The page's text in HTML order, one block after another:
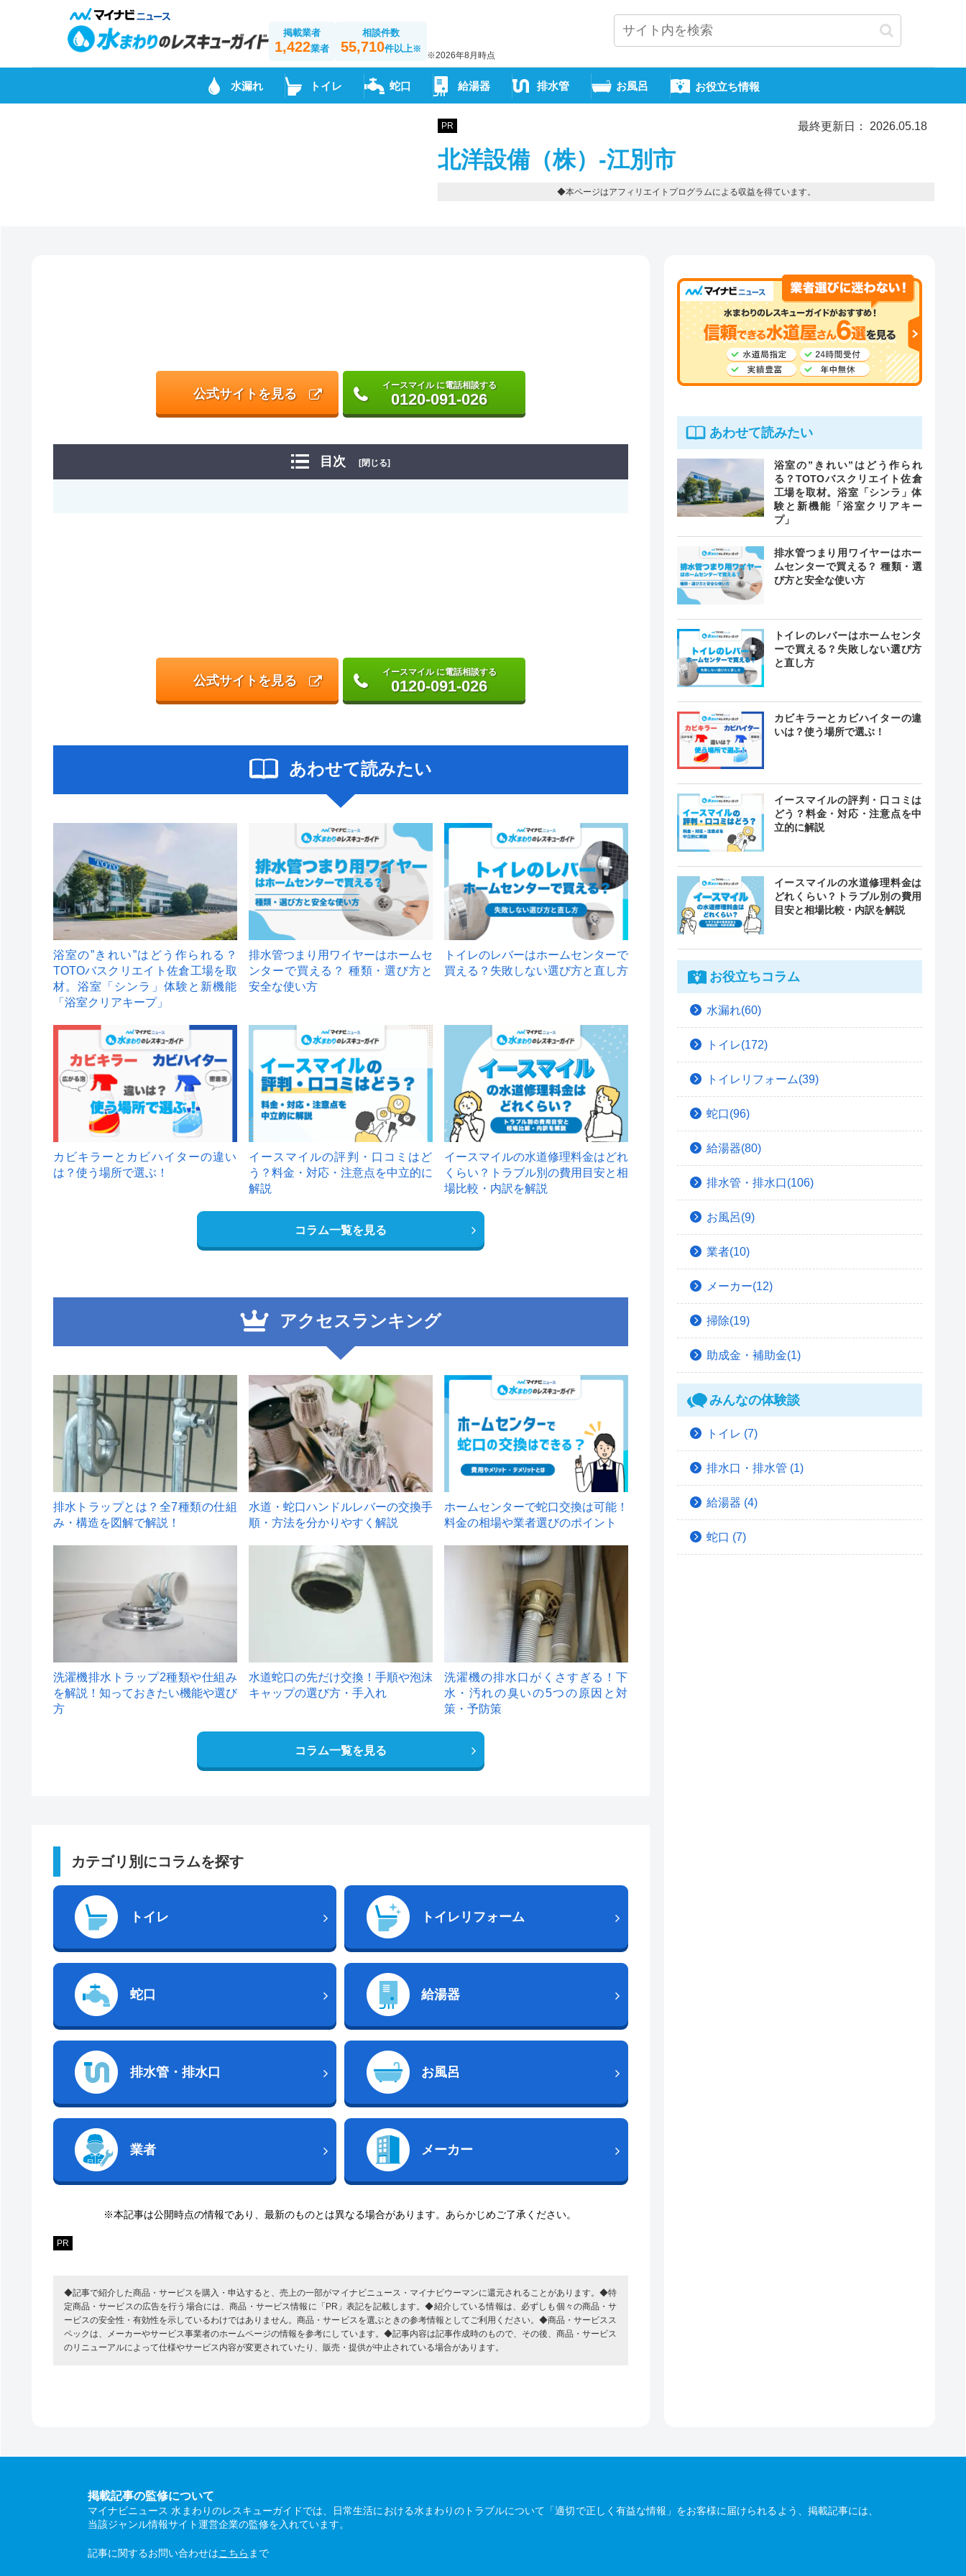
掲載業者
1,422業者
相談件数
55,710件以上※
※2026年8月時点
水漏れ トイレ 蛇口 給湯器 排水管 お風呂 お役立ち情報
PR 最終更新日： 2026.05.18
北洋設備（株）-江別市
◆本ページはアフィリエイトプログラムによる収益を得ています。
公式サイトを見る
イースマイル に電話相談する
0120-091-026
目次 [閉じる]
公式サイトを見る
イースマイル に電話相談する
0120-091-026
あわせて読みたい
浴室の”きれい”はどう作られる？
TOTOバスクリエイト佐倉工場を取
材。浴室「シンラ」体験と新機能
「浴室クリアキープ」
排水管つまり用ワイヤーはホームセ
ンターで買える？ 種類・選び方と
安全な使い方
トイレのレバーはホームセンターで
買える？失敗しない選び方と直し方
カビキラーとカビハイターの違い
は？使う場所で選ぶ！
イースマイルの評判・口コミはど
う？料金・対応・注意点を中立的に
解説
イースマイルの水道修理料金はどれ
くらい？トラブル別の費用目安と相
場比較・内訳を解説
コラム一覧を見る
アクセスランキング
1
排水トラップとは？全7種類の仕組
み・構造を図解で解説！
2
水道・蛇口ハンドルレバーの交換手
順・方法を分かりやすく解説
ホームセンターで蛇口交換は可能！
料金の相場や業者選びのポイント
洗濯機排水トラップ2種類や仕組み
を解説！知っておきたい機能や選び
方
水道蛇口の先だけ交換！手順や泡沫
キャップの選び方・手入れ
洗濯機の排水口がくさすぎる！下
水・汚れの臭いの5つの原因と対
策・予防策
コラム一覧を見る
カテゴリ別にコラムを探す
トイレ トイレリフォーム
蛇口 給湯器
排水管・排水口 お風呂
業者 メーカー
※本記事は公開時点の情報であり、最新のものとは異なる場合があります。あらかじめご了承ください。
PR
◆記事で紹介した商品・サービスを購入・申込すると、売上の一部がマイナビニュース・マイナビウーマンに還元されることがあります。◆特
定商品・サービスの広告を行う場合には、商品・サービス情報に「PR」表記を記載します。◆紹介している情報は、必ずしも個々の商品・サ
ービスの安全性・有効性を示しているわけではありません。商品・サービスを選ぶときの参考情報としてご利用ください。◆商品・サービスス
ペックは、メーカーやサービス事業者のホームページの情報を参考にしています。◆記事内容は記事作成時のもので、その後、商品・サービス
のリニューアルによって仕様やサービス内容が変更されていたり、販売・提供が中止されている場合があります。
あわせて読みたい
浴室の”きれい”はどう作られ
る？TOTOバスクリエイト佐倉
工場を取材。浴室「シンラ」体
験と新機能「浴室クリアキー
プ」
排水管つまり用ワイヤーはホー
ムセンターで買える？ 種類・選
び方と安全な使い方
トイレのレバーはホームセンタ
ーで買える？失敗しない選び方
と直し方
カビキラーとカビハイターの違
いは？使う場所で選ぶ！
イースマイルの評判・口コミは
どう？料金・対応・注意点を中
立的に解説
イースマイルの水道修理料金は
どれくらい？トラブル別の費用
目安と相場比較・内訳を解説
お役立ちコラム
水漏れ(60)
トイレ(172)
トイレリフォーム(39)
蛇口(96)
給湯器(80)
排水管・排水口(106)
お風呂(9)
業者(10)
メーカー(12)
掃除(19)
助成金・補助金(1)
みんなの体験談
トイレ (7)
排水口・排水管 (1)
給湯器 (4)
蛇口 (7)
掲載記事の監修について
マイナビニュース 水まわりのレスキューガイドでは、日常生活における水まわりのトラブルについて「適切で正しく有益な情報」をお客様に届けられるよう、掲載記事には、
当該ジャンル情報サイト運営企業の監修を入れています。
記事に関するお問い合わせはこちら まで